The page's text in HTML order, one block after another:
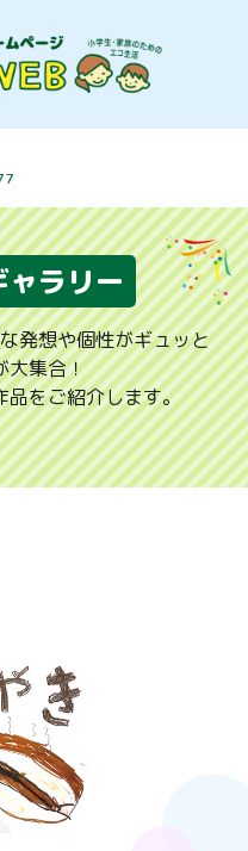
ラリー
発想や個性がギュッと
大集合！
品をご紹介します。